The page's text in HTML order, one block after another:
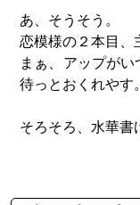
あ、そうそう。
恋模様の２本目、
まぁ、アップが
待っとおくれやす
そろそろ、水華